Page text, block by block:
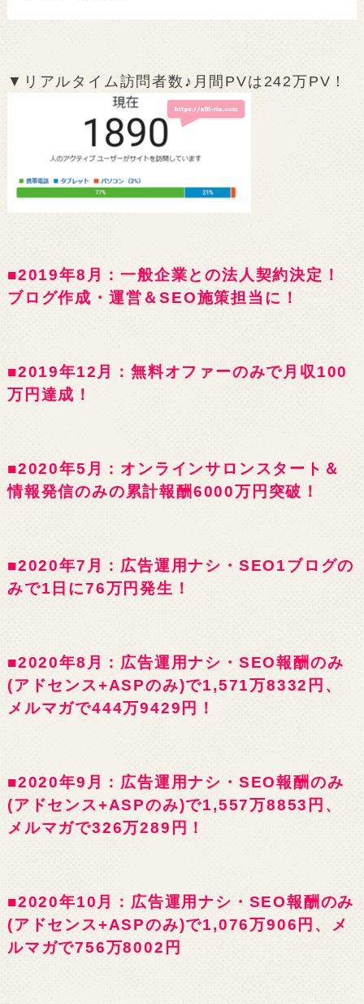
▼リアルタイム訪問者数♪月間PVは242万PV！
■2019年8月：一般企業との法人契約決定！
ブログ作成・運営＆SEO施策担当に！
■2019年12月：無料オファーのみで月収100
万円達成！
■2020年5月：オンラインサロンスタート＆
情報発信のみの累計報酬6000万円突破！
■2020年7月：広告運用ナシ・SEO1ブログの
みで1日に76万円発生！
■2020年8月：広告運用ナシ・SEO報酬のみ
(アドセンス+ASPのみ)で1,571万8332円、
メルマガで444万9429円！
■2020年9月：広告運用ナシ・SEO報酬のみ
(アドセンス+ASPのみ)で1,557万8853円、
メルマガで326万289円！
■2020年10月：広告運用ナシ・SEO報酬のみ
(アドセンス+ASPのみ)で1,076万906円、メ
ルマガで756万8002円